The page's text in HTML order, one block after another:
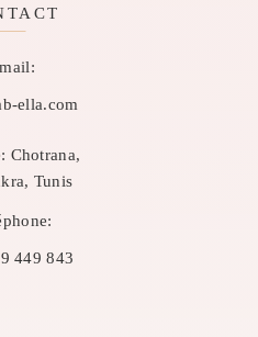
ella.com
Chotrana,
Tunis
449 843